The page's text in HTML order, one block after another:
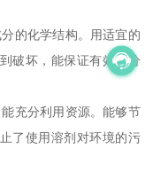
的化学结构。用适宜的
破坏，能保证有效成分
充分利用资源。能够节
了使用溶剂对环境的污